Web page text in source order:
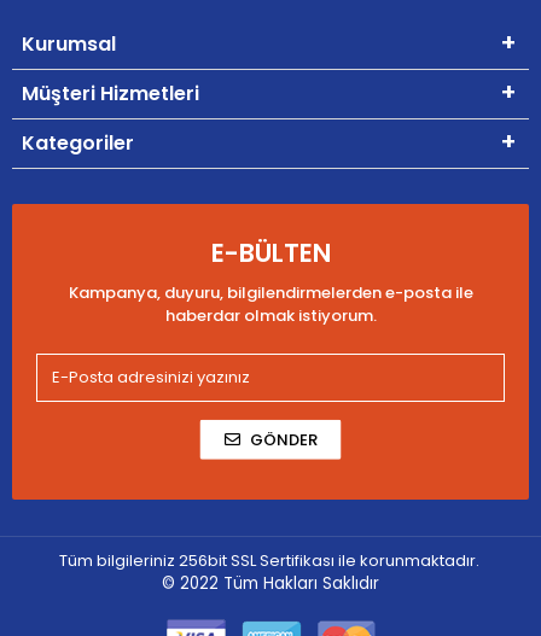
Kurumsal
Müşteri Hizmetleri
Kategoriler
E-BÜLTEN
Kampanya, duyuru, bilgilendirmelerden e-posta ile
haberdar olmak istiyorum.
GÖNDER
Tüm bilgileriniz 256bit SSL Sertifikası ile korunmaktadır.
© 2022 Tüm Hakları Saklıdır